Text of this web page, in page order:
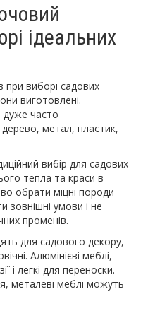
ідеальних
при виборі садових
виготовлені.
дуже часто
метал, пластик,
вибір для садових
тепла та краси в
обрати міцні породи
зовнішні умови і не
променів.
для садового декору,
Алюмінієві меблі,
і легкі для переноски.
металеві меблі можуть